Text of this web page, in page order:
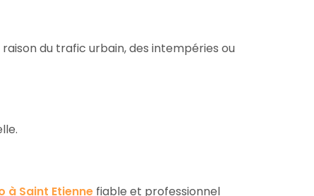
du trafic urbain, des intempéries ou
à Saint Etienne fiable et professionnel